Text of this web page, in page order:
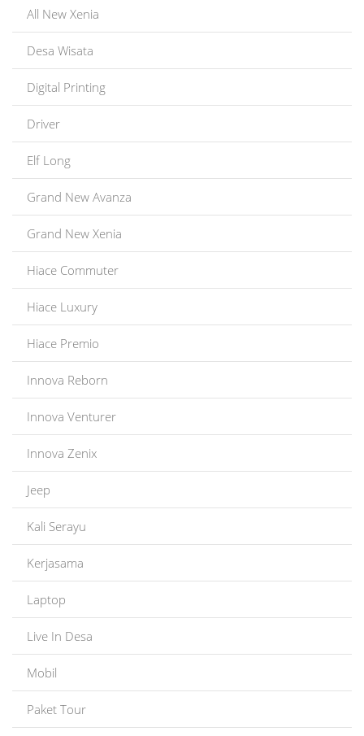
All New Xenia
Desa Wisata
Digital Printing
Driver
Elf Long
Grand New Avanza
Grand New Xenia
Hiace Commuter
Hiace Luxury
Hiace Premio
Innova Reborn
Innova Venturer
Innova Zenix
Jeep
Kali Serayu
Kerjasama
Laptop
Live In Desa
Mobil
Paket Tour